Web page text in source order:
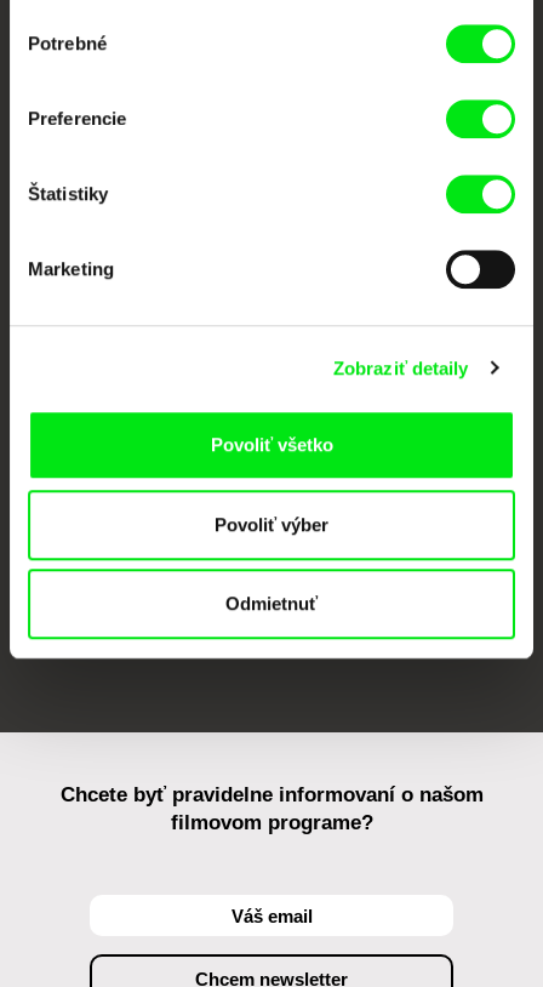
súhlasu
Potrebné
Preferencie
Štatistiky
Marketing
Zobraziť detaily
Povoliť všetko
Povoliť výber
Odmietnuť
Portál DAFilms vznikol vďaka tvorivej spolupráci siedmich významných
CPH:DOX Doclisboa
Millennium Docs
DOK Leipzig
FIDMarseille Ji.hlava IDFF Visions du Réel
Chcete byť pravidelne informovaní o našom
filmovom programe?